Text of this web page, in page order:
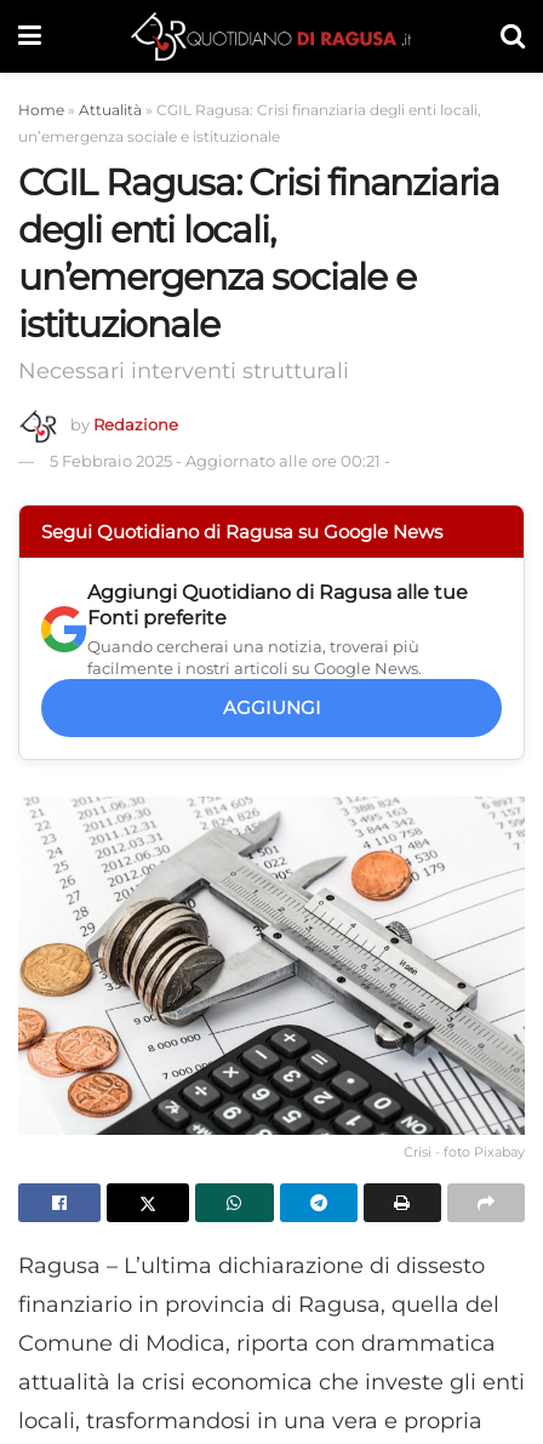
Home » Attualità » CGIL Ragusa: Crisi finanziaria degli enti locali,
un’emergenza sociale e istituzionale
CGIL Ragusa: Crisi finanziaria
degli enti locali,
un’emergenza sociale e
istituzionale
Necessari interventi strutturali
by Redazione
5 Febbraio 2025 - Aggiornato alle ore 00:21 -
Segui Quotidiano di Ragusa su Google News
Aggiungi Quotidiano di Ragusa alle tue
Fonti preferite
Quando cercherai una notizia, troverai più
facilmente i nostri articoli su Google News.
AGGIUNGI
Crisi - foto Pixabay
Ragusa – L’ultima dichiarazione di dissesto
finanziario in provincia di Ragusa, quella del
Comune di Modica, riporta con drammatica
attualità la crisi economica che investe gli enti
locali, trasformandosi in una vera e propria